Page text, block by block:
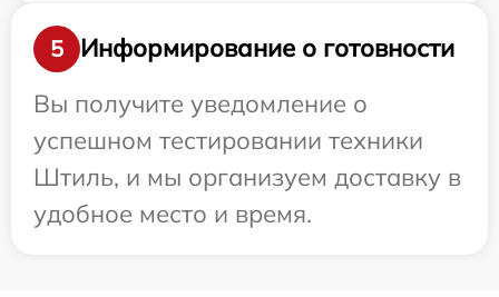
5
Информирование о готовности
Вы получите уведомление о
успешном тестировании техники
Штиль, и мы организуем доставку в
удобное место и время.